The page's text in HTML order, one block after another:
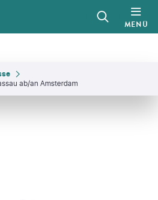
MENÜ
ab/an Amsterdam